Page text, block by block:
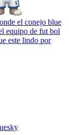
el conejo blue
equipo de fut bol
este lindo por